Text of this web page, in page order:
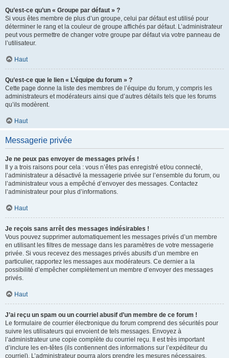
Qu’est-ce qu’un « Groupe par défaut » ?
Si vous êtes membre de plus d’un groupe, celui par défaut est utilisé pour
déterminer le rang et la couleur de groupe affichés par défaut. L’administrateur
peut vous permettre de changer votre groupe par défaut via votre panneau de
l’utilisateur.
Haut
Qu’est-ce que le lien « L’équipe du forum » ?
Cette page donne la liste des membres de l’équipe du forum, y compris les
administrateurs et modérateurs ainsi que d’autres détails tels que les forums
qu’ils modèrent.
Haut
Messagerie privée
Je ne peux pas envoyer de messages privés !
Il y a trois raisons pour cela : vous n’êtes pas enregistré et/ou connecté,
l’administrateur a désactivé la messagerie privée sur l’ensemble du forum, ou
l’administrateur vous a empêché d’envoyer des messages. Contactez
l’administrateur pour plus d’informations.
Haut
Je reçois sans arrêt des messages indésirables !
Vous pouvez supprimer automatiquement les messages privés d’un membre
en utilisant les filtres de message dans les paramètres de votre messagerie
privée. Si vous recevez des messages privés abusifs d’un membre en
particulier, rapportez les messages aux modérateurs. Ce dernier a la
possibilité d’empêcher complètement un membre d’envoyer des messages
privés.
Haut
J’ai reçu un spam ou un courriel abusif d’un membre de ce forum !
Le formulaire de courrier électronique du forum comprend des sécurités pour
suivre les utilisateurs qui envoient de tels messages. Envoyez à
l’administrateur une copie complète du courriel reçu. Il est très important
d’inclure les en-têtes (ils contiennent des informations sur l’expéditeur du
courriel). L’administrateur pourra alors prendre les mesures nécessaires.